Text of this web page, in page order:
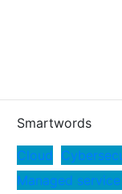
Smartwords
Cloud
Managed